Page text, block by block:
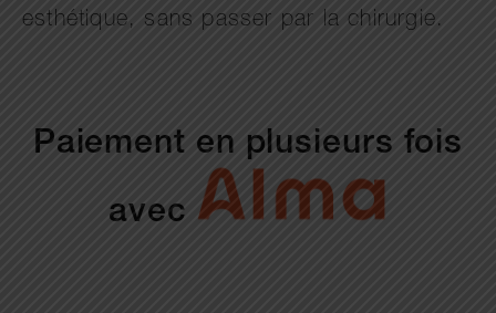
esthétique, sans passer par la chirurgie.
Paiement en plusieurs fois
avec